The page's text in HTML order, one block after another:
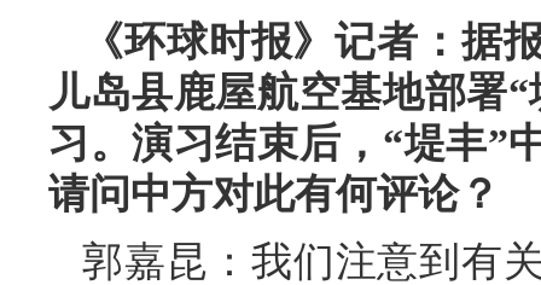
《环球时报》记者：据
儿岛县鹿屋航空基地部署
习。演习结束后，“堤丰”
请问中方对此有何评论？
郭嘉昆：我们注意到有